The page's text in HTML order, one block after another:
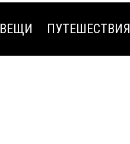
ВЕЩИ ПУТЕШЕСТВИЯ